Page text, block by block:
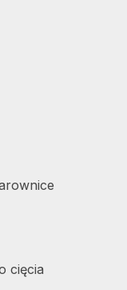
cięcia